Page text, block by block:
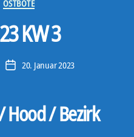
OSTBOTE
KW 3
Veröffentlichungsdatum
20. Januar 2023
Hood / Bezirk